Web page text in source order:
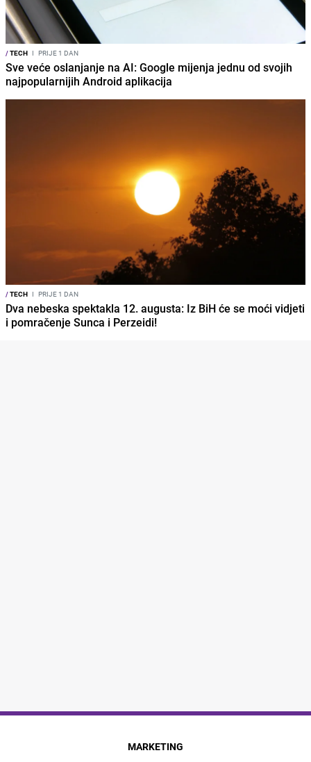
/TECH I PRIJE 1 DAN
Sve veće oslanjanje na AI: Google mijenja jednu od svojih
najpopularnijih Android aplikacija
/TECH I PRIJE 1 DAN
Dva nebeska spektakla 12. augusta: Iz BiH će se moći vidjeti
i pomračenje Sunca i Perzeidi!
MARKETING